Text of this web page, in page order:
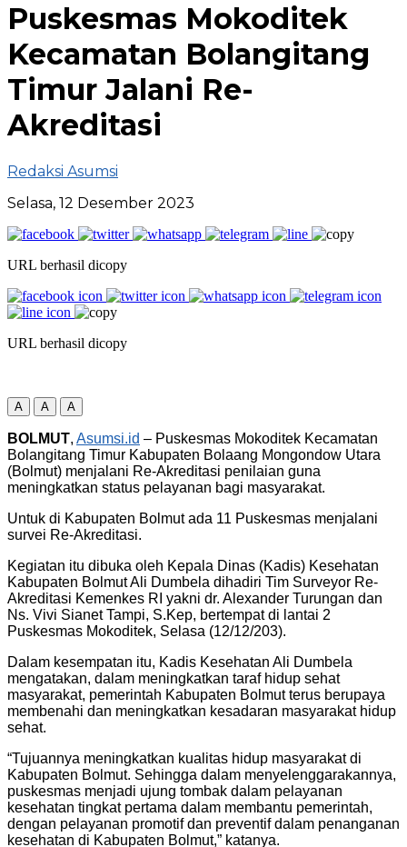
Puskesmas Mokoditek
Kecamatan Bolangitang
Timur Jalani Re-
Akreditasi
Redaksi Asumsi
Selasa, 12 Desember 2023
URL berhasil dicopy
URL berhasil dicopy
A A A
BOLMUT, Asumsi.id – Puskesmas Mokoditek Kecamatan
Bolangitang Timur Kabupaten Bolaang Mongondow Utara
(Bolmut) menjalani Re-Akreditasi penilaian guna
meningkatkan status pelayanan bagi masyarakat.
Untuk di Kabupaten Bolmut ada 11 Puskesmas menjalani
survei Re-Akreditasi.
Kegiatan itu dibuka oleh Kepala Dinas (Kadis) Kesehatan
Kabupaten Bolmut Ali Dumbela dihadiri Tim Surveyor Re-
Akreditasi Kemenkes RI yakni dr. Alexander Turungan dan
Ns. Vivi Sianet Tampi, S.Kep, bertempat di lantai 2
Puskesmas Mokoditek, Selasa (12/12/203).
Dalam kesempatan itu, Kadis Kesehatan Ali Dumbela
mengatakan, dalam meningkatkan taraf hidup sehat
masyarakat, pemerintah Kabupaten Bolmut terus berupaya
membenahi dan meningkatkan kesadaran masyarakat hidup
sehat.
“Tujuannya meningkatkan kualitas hidup masyarakat di
Kabupaten Bolmut. Sehingga dalam menyelenggarakannya,
puskesmas menjadi ujung tombak dalam pelayanan
kesehatan tingkat pertama dalam membantu pemerintah,
dengan pelayanan promotif dan preventif dalam penanganan
kesehatan di Kabupaten Bolmut,” katanya.